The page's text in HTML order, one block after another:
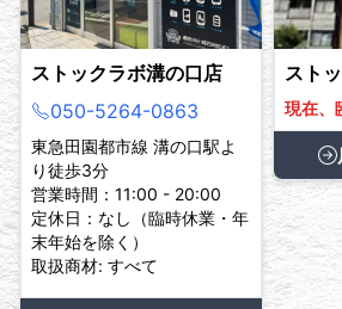
ストックラボ溝の口店
050-5264-0863
東急田園都市線 溝の口駅よ
り徒歩3分
営業時間：11:00 - 20:00
定休日：なし（臨時休業・年
末年始を除く）
取扱商材: すべて
スト
現在、